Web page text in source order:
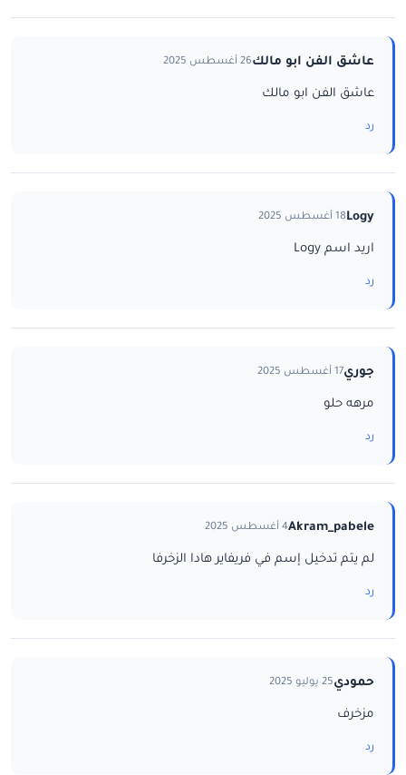
عاشق الفن ابو مالك26 أغسطس 2025
عاشق الفن ابو مالك
رد
Logy18 أغسطس 2025
اريد اسم Logy
رد
جوري17 أغسطس 2025
مرهه حلو
رد
Akram_pabele4 أغسطس 2025
لم يتم تدخيل إسم في فريفاير هادا الزخرفا
رد
حمودي25 يوليو 2025
مزخرف
رد